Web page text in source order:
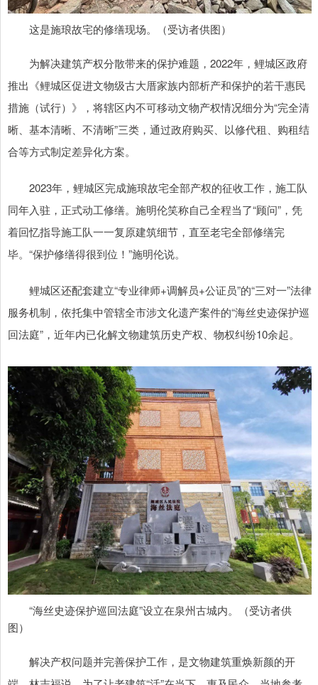
这是施琅故宅的修缮现场。（受访者供图）
为解决建筑产权分散带来的保护难题，2022年，鲤城区政府
推出《鲤城区促进文物级古大厝家族内部析产和保护的若干惠民
措施（试行）》，将辖区内不可移动文物产权情况细分为“完全清
晰、基本清晰、不清晰”三类，通过政府购买、以修代租、购租结
合等方式制定差异化方案。
2023年，鲤城区完成施琅故宅全部产权的征收工作，施工队
同年入驻，正式动工修缮。施明伦笑称自己全程当了“顾问”，凭
着回忆指导施工队一一复原建筑细节，直至老宅全部修缮完
毕。“保护修缮得很到位！”施明伦说。
鲤城区还配套建立“专业律师+调解员+公证员”的“三对一”法律
服务机制，依托集中管辖全市涉文化遗产案件的“海丝史迹保护巡
回法庭”，近年内已化解文物建筑历史产权、物权纠纷10余起。
“海丝史迹保护巡回法庭”设立在泉州古城内。（受访者供
图）
解决产权问题并完善保护工作，是文物建筑重焕新颜的开